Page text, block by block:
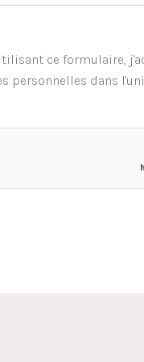
ce formulaire,
personnelles dans